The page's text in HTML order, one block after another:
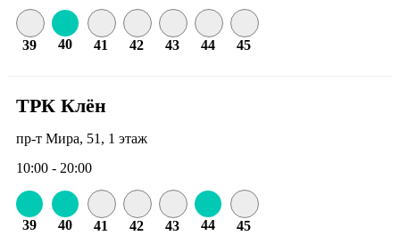
39 40 41 42 43 44 45
ТРК Клён
пр-т Мира, 51, 1 этаж
10:00 - 20:00
39 40 41 42 43 44 45